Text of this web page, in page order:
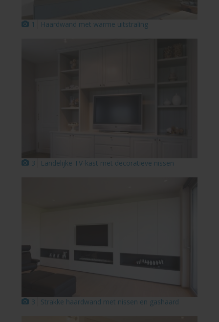
1 Haardwand met warme uitstraling
3 Landelijke TV-kast met decoratieve nissen
3 Strakke haardwand met nissen en gashaard